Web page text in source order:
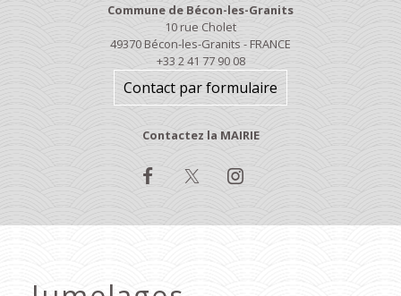
Commune de Bécon-les-Granits
10 rue Cholet
49370 Bécon-les-Granits - FRANCE
+33 2 41 77 90 08
Contact par formulaire
Contactez la MAIRIE